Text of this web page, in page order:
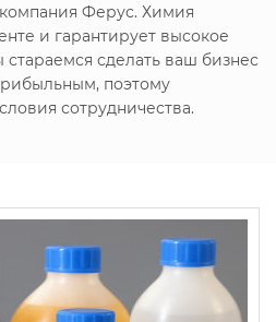
Ферус. Химия
и гарантирует высокое
сделать ваш бизнес
поэтому
сотрудничества.